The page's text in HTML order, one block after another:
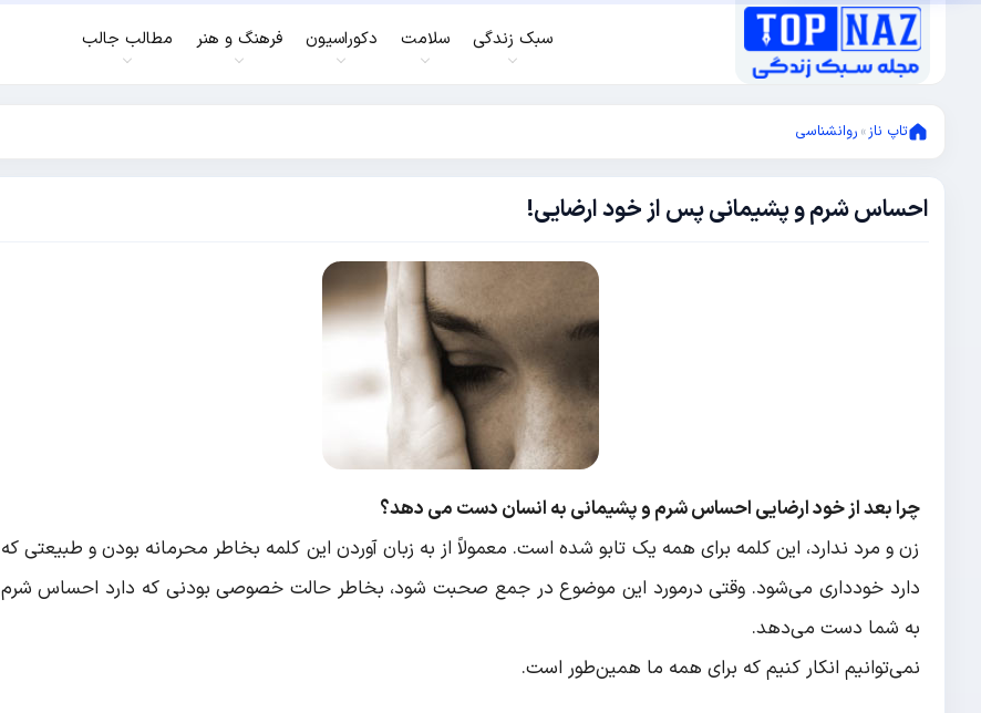
سبک زندگی سلامت دکوراسیون فرهنگ و هنر مطالب جالب
تاپ ناز» روانشناسی
احساس شرم و پشیمانی پس از خود ارضایی!
آگوست
چرا بعد از خود ارضایی احساس شرم و پشیمانی به انسان دست می دهد؟
زن و مرد ندارد، این کلمه برای همه یک تابو شده است. معمولاً از به زبان آوردن این کلمه بخاطر محرمانه بودن و طبیعتی که
دارد خودداری می‌شود. وقتی درمورد این موضوع در جمع صحبت شود، بخاطر حالت خصوصی بودنی که دارد احساس شرم
به شما دست می‌دهد.
نمی‌توانیم انکار کنیم که برای همه ما همین‌طور است.